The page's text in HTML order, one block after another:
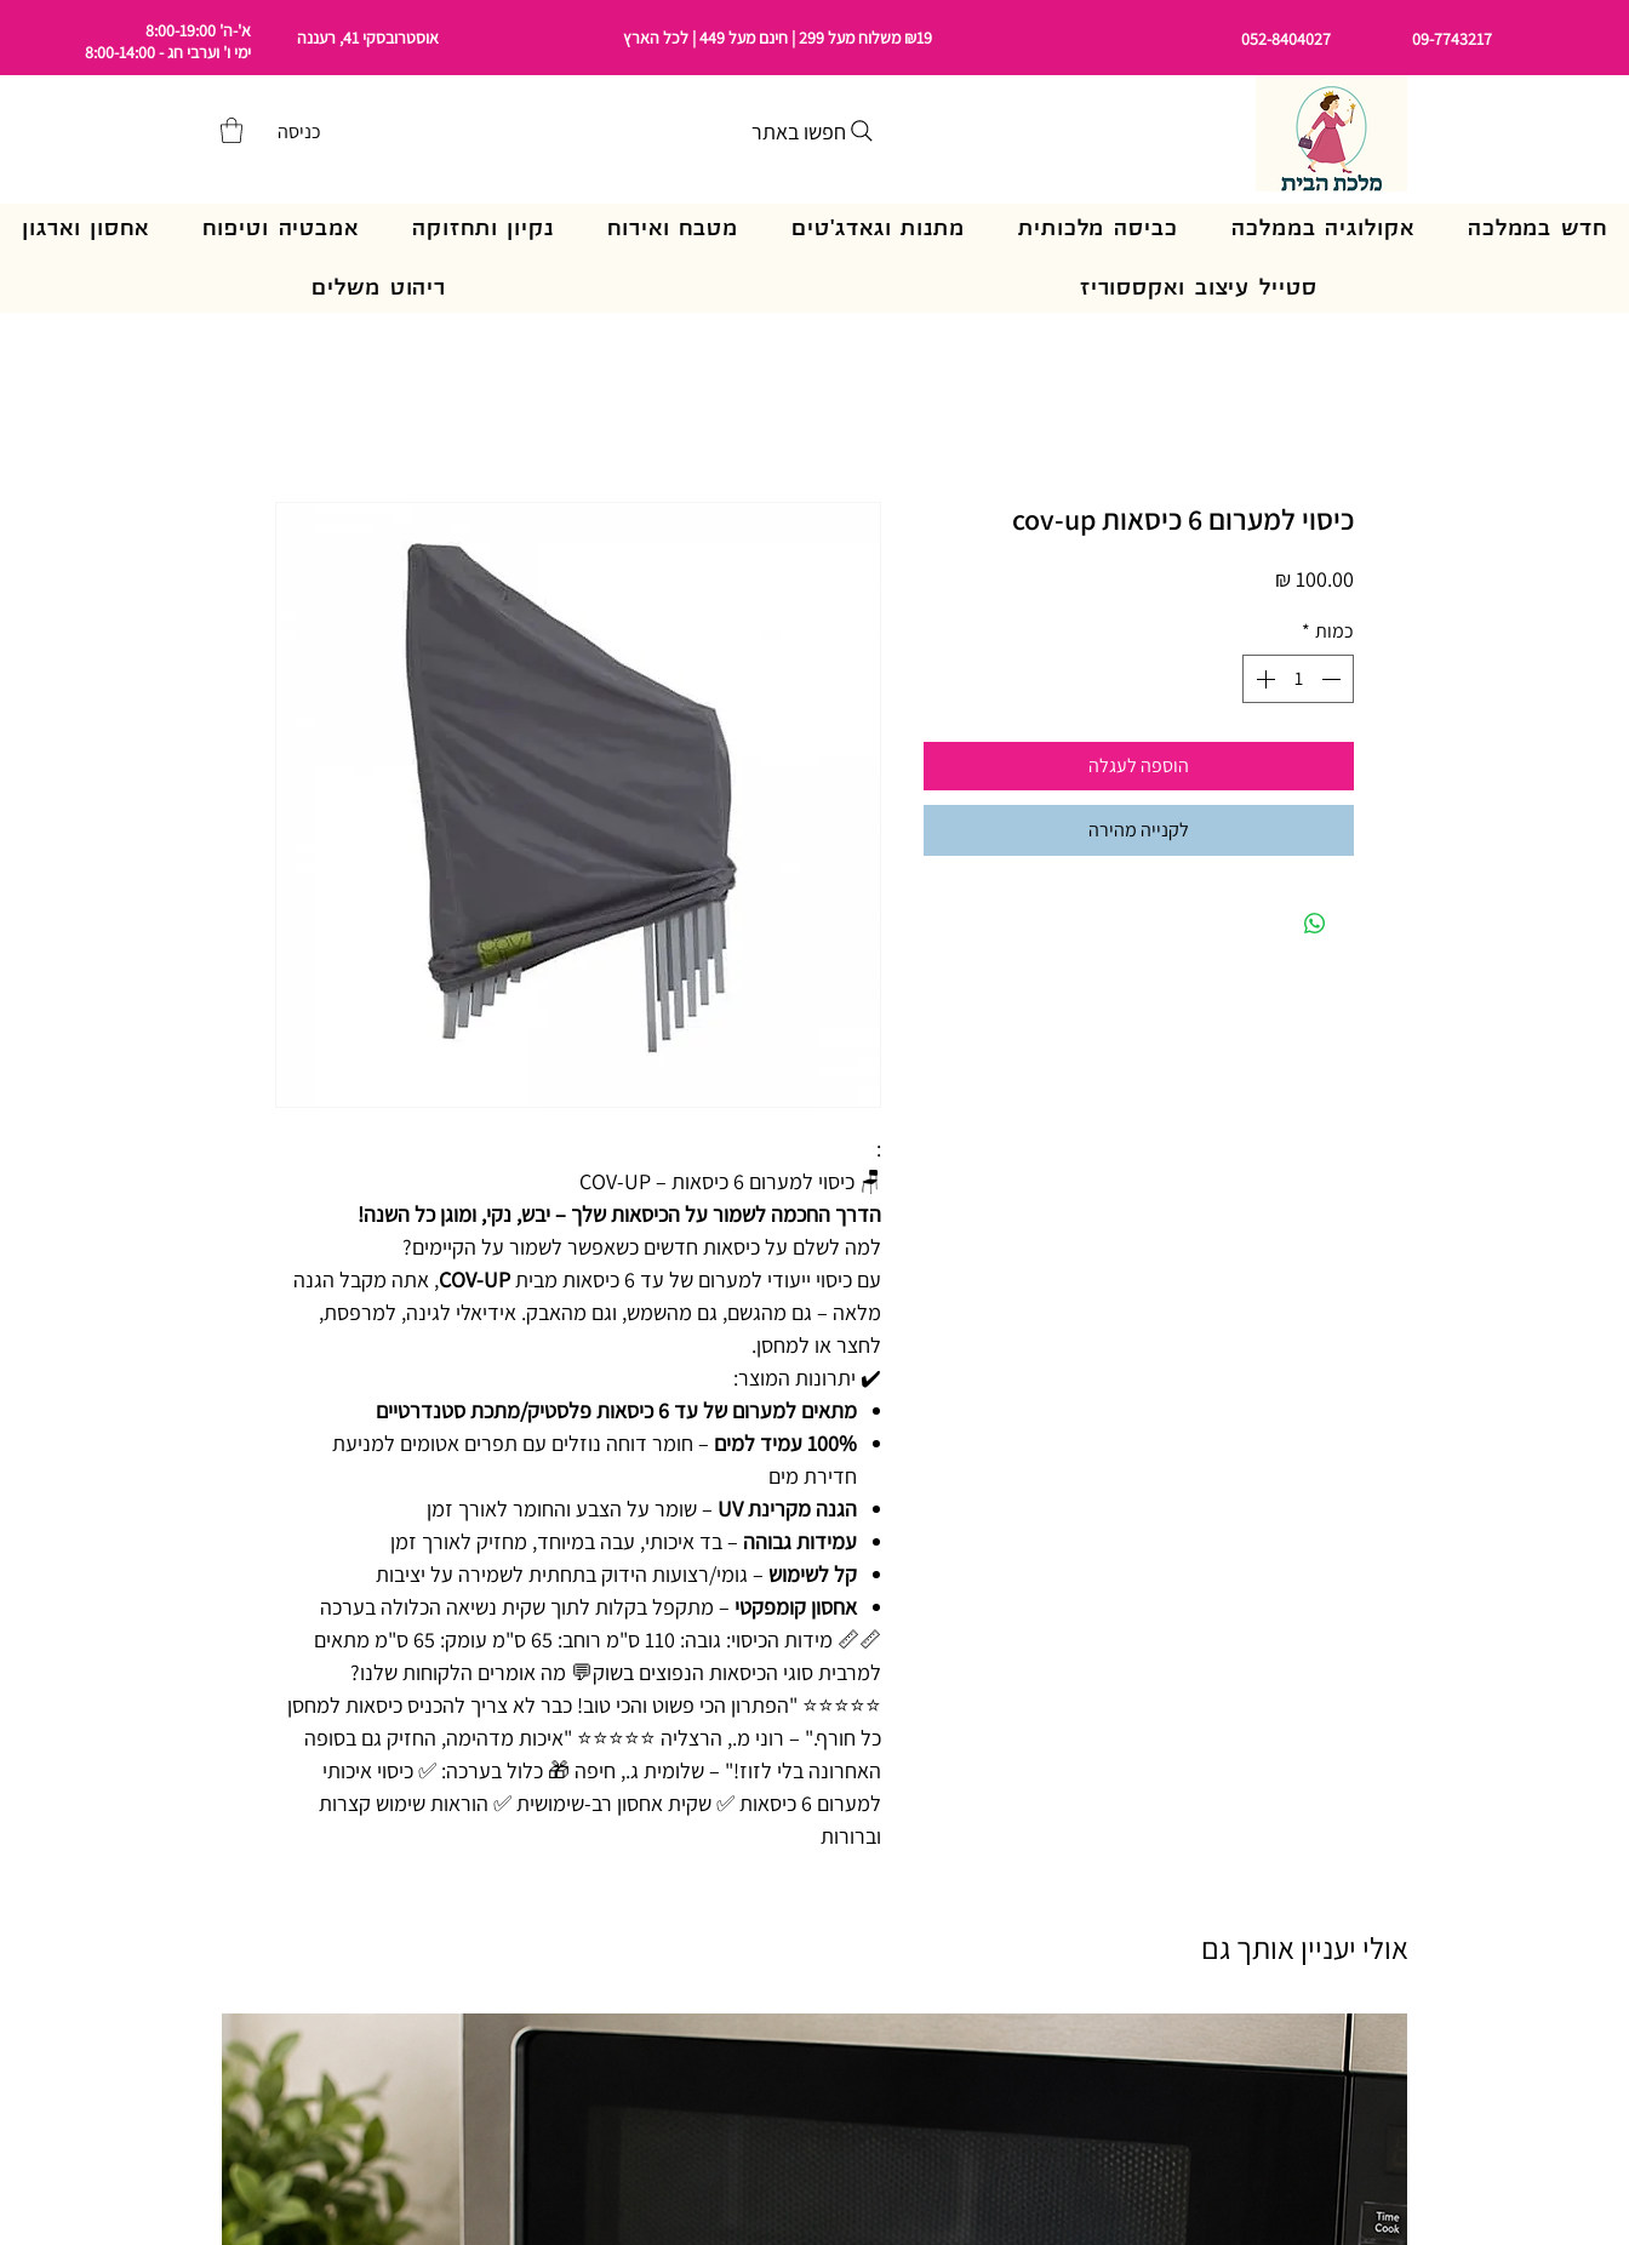
א'-ה' 8:00-19:00
ימי ו' וערבי חג - 8:00-14:00
אוסטרובסקי 41, רעננה ₪19 משלוח מעל 299 | חינם מעל 449 | לכל הארץ 052-8404027 09-7743217
כניסה
חדש בממלכה אקולוגיה בממלכה כביסה מלכותית מתנות וגאדג'טים מטבח ואירוח נקיון ותחזוקה אמבטיה וטיפוח אחסון וארגון
סטייל עיצוב ואקססוריז ריהוט משלים
חפשו באתר
:
🪑 כיסוי למערום 6 כיסאות – COV-UP
הדרך החכמה לשמור על הכיסאות שלך – יבש, נקי, ומוגן כל השנה!
למה לשלם על כיסאות חדשים כשאפשר לשמור על הקיימים?
עם כיסוי ייעודי למערום של עד 6 כיסאות מבית
COV-UP, אתה מקבל הגנה
מלאה – גם מהגשם, גם מהשמש, וגם מהאבק. אידיאלי לגינה, למרפסת,
לחצר או למחסן.
✔️ יתרונות המוצר:
מתאים למערום של עד 6 כיסאות פלסטיק/מתכת סטנדרטיים
100% עמיד למים
– חומר דוחה נוזלים עם תפרים אטומים למניעת
חדירת מים
הגנה מקרינת UV
– שומר על הצבע והחומר לאורך זמן
עמידות גבוהה – בד איכותי, עבה במיוחד, מחזיק לאורך זמן
קל לשימוש – גומי/רצועות הידוק בתחתית לשמירה על יציבות
אחסון קומפקטי – מתקפל בקלות לתוך שקית נשיאה הכלולה בערכה
📏📏 מידות הכיסוי: גובה: 110 ס"מ רוחב: 65 ס"מ עומק: 65 ס"מ מתאים
למרבית סוגי הכיסאות הנפוצים בשוק💬 מה אומרים הלקוחות שלנו?
⭐️⭐️⭐️⭐️⭐️ "הפתרון הכי פשוט והכי טוב! כבר לא צריך להכניס כיסאות למחסן
כל חורף." – רוני מ., הרצליה ⭐️⭐️⭐️⭐️⭐️ "איכות מדהימה, החזיק גם בסופה
האחרונה בלי לזוז!" – שלומית ג., חיפה 🎁 כלול בערכה: ✅ כיסוי איכותי
למערום 6 כיסאות ✅ שקית אחסון רב-שימושית ✅ הוראות שימוש קצרות
וברורות
כיסוי למערום 6 כיסאות cov-up
כמות *
הוספה לעגלה
לקנייה מהירה
אולי יעניין אותך גם